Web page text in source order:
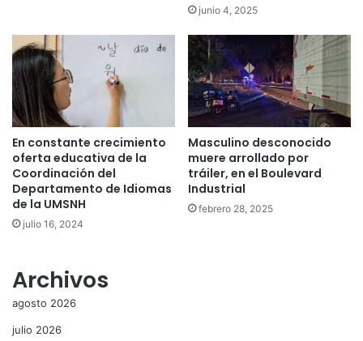
junio 4, 2025
En constante crecimiento
oferta educativa de la
Coordinación del
Departamento de Idiomas
de la UMSNH
julio 16, 2024
Masculino desconocido
muere arrollado por
tráiler, en el Boulevard
Industrial
febrero 28, 2025
Archivos
agosto 2026
julio 2026